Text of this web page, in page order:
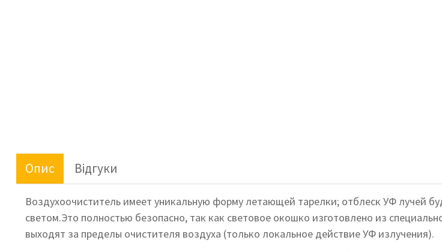
Опис Відгуки
Воздухоочиститель имеет уникальную форму летающей тарелки; отблеск УФ лучей
светом.Это полностью безопасно, так как световое окошко изготовлено из
выходят за пределы очистителя воздуха (только локальное действие УФ излучения).